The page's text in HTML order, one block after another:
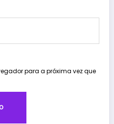
para a próxima vez que